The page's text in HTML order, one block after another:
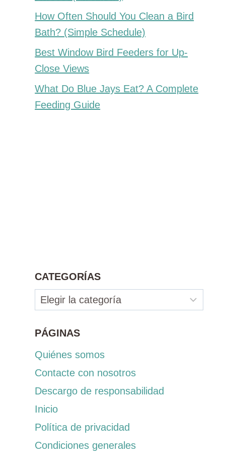
How Often Should You Clean a Bird
Bath? (Simple Schedule)
Best Window Bird Feeders for Up-
Close Views
What Do Blue Jays Eat? A Complete
Feeding Guide
CATEGORÍAS
Categorías
PÁGINAS
Quiénes somos
Contacte con nosotros
Descargo de responsabilidad
Inicio
Política de privacidad
Condiciones generales